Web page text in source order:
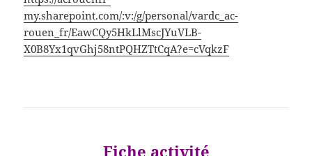
my.sharepoint.com/:v:/g/personal/vardc_ac-
rouen_fr/EawCQy5HkLlMscJYuVLB-
X0B8Yx1qvGhj58ntPQHZTtCqA?e=cVqkzF
Fiche activité